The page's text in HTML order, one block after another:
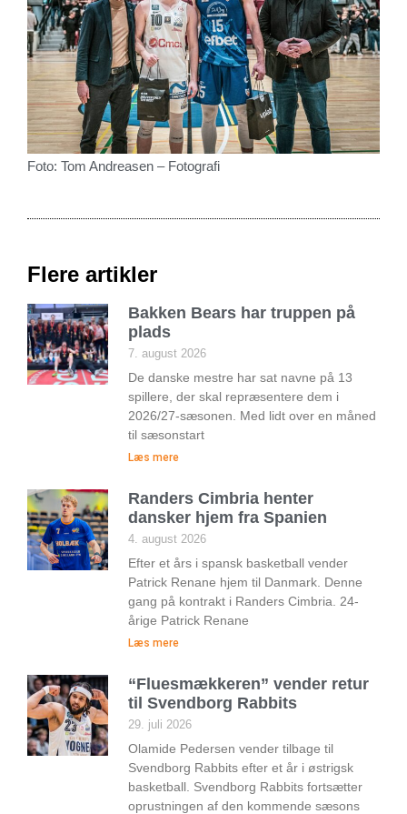
Foto: Tom Andreasen – Fotografi
Flere artikler
Bakken Bears har truppen på
plads
7. august 2026
De danske mestre har sat navne på 13
spillere, der skal repræsentere dem i
2026/27-sæsonen. Med lidt over en måned
til sæsonstart
Læs mere
Randers Cimbria henter
dansker hjem fra Spanien
4. august 2026
Efter et års i spansk basketball vender
Patrick Renane hjem til Danmark. Denne
gang på kontrakt i Randers Cimbria. 24-
årige Patrick Renane
Læs mere
“Fluesmækkeren” vender retur
til Svendborg Rabbits
29. juli 2026
Olamide Pedersen vender tilbage til
Svendborg Rabbits efter et år i østrigsk
basketball. Svendborg Rabbits fortsætter
oprustningen af den kommende sæsons